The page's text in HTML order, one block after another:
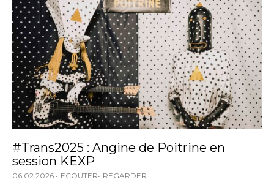
#Trans2025 : Angine de Poitrine en
session KEXP
06.02.2026 ECOUTER REGARDER